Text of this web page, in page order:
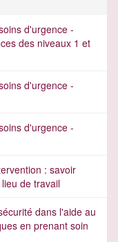
d'urgence -
des niveaux 1 et
d'urgence -
d'urgence -
: savoir
de travail
dans l'aide au
en prenant soin